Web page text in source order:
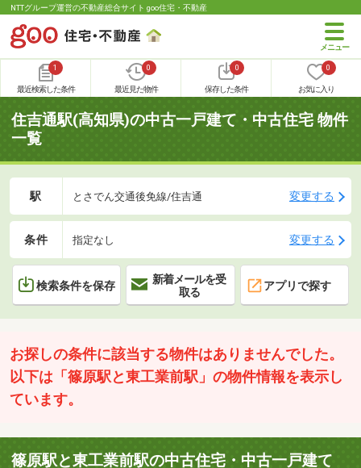
NTTグループ運営の不動産総合サイト goo住宅・不動産
1
最近検索した条件
0
最近見た物件
0
保存した条件
0
お気に入り
住吉通駅(高知県)の中古一戸建て・中古住宅 物件
一覧
駅 とさでん交通後免線/住吉通 変更する
条件 指定なし 変更する
検索条件を保存
新着メールを受
取る
アプリで探す
お探しの条件に該当する物件はありませんでした。
以下は「篠原駅と東工業前駅」の物件情報を表示し
ています。
篠原駅と東工業前駅の中古住宅・中古一戸建て